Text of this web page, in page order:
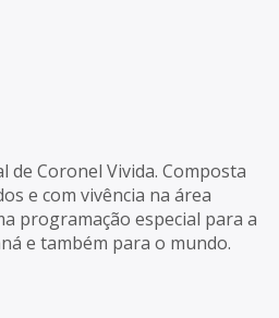
de Coronel Vivida. Composta
e com vivência na área
programação especial para a
e também para o mundo.